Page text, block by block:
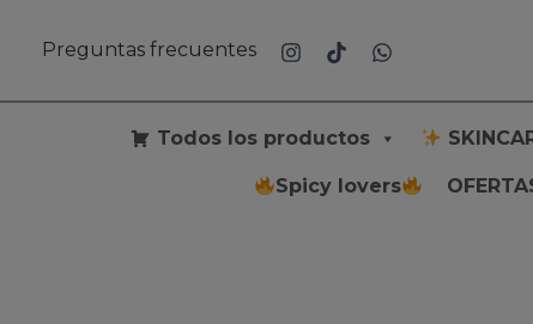
Preguntas frecuentes
Todos los productos
Spicy lovers